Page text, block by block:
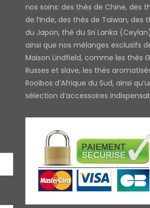
nos soins: des thés de Chine, des
de l’Inde, des thés de Taiwan, des
du Japon, thé du Sri Lanka
ainsi que nos mélanges exclusifs
Maison Lindfield, comme les thés
Russes et slave, les thés
Rooibos d’Afrique du Sud, ainsi
sélection d’accessoires